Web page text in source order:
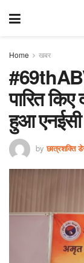
Home खबर
पारित
हुआ
by छात्रशक्ति